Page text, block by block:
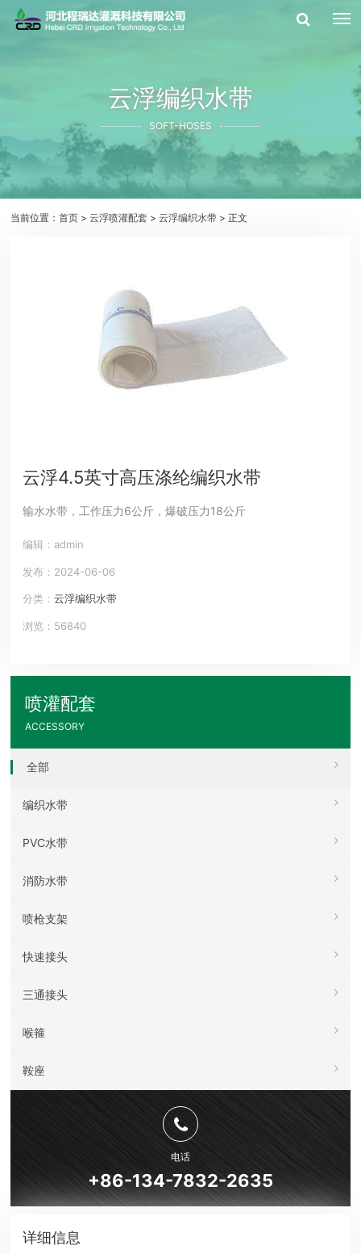
云浮编织水带
SOFT-HOSES
当前位置：首页 >云浮喷灌配套 >云浮编织水带 > 正文
云浮4.5英寸高压涤纶编织水带
输水水带，工作压力6公斤，爆破压力18公斤
编辑：admin
发布：2024-06-06
分类： 云浮编织水带
浏览：56840
喷灌配套
ACCESSORY
全部
编织水带
PVC水带
消防水带
喷枪支架
快速接头
三通接头
喉箍
鞍座
电话
+86-134-7832-2635
详细信息